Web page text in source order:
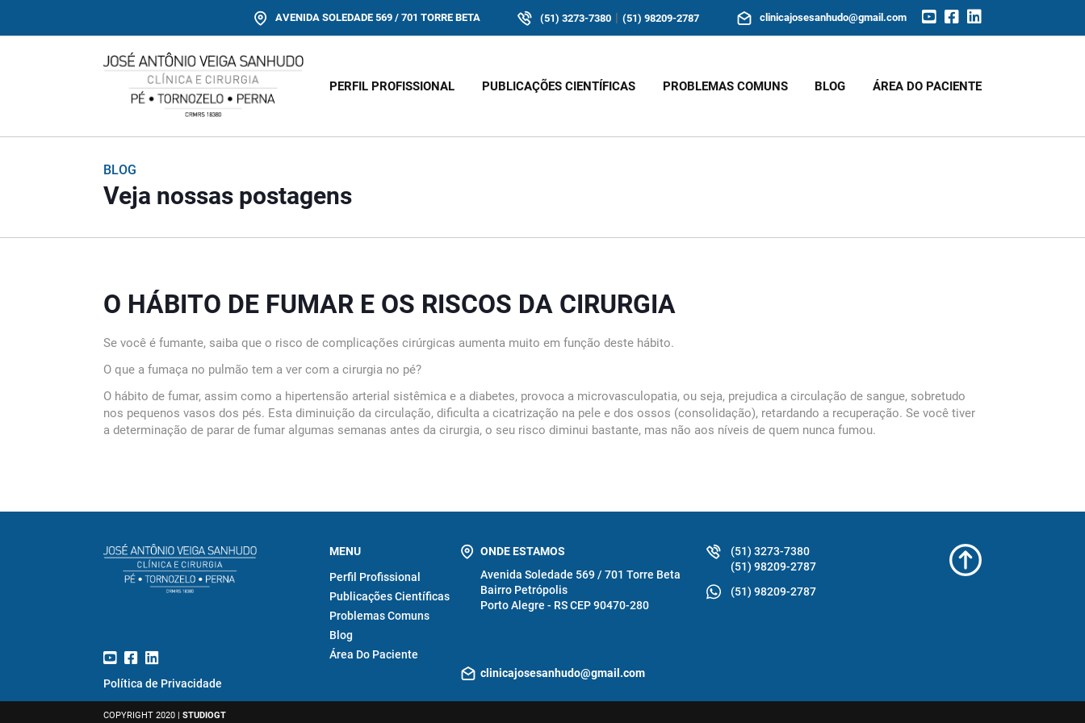
AVENIDA SOLEDADE 569 / 701 TORRE BETA (51) 3273-7380 | (51) 98209-2787 clinicajosesanhudo@gmail.com
PERFIL PROFISSIONAL PUBLICAÇÕES CIENTÍFICAS PROBLEMAS COMUNS BLOG ÁREA DO PACIENTE
BLOG
Veja nossas postagens
O HÁBITO DE FUMAR E OS RISCOS DA CIRURGIA
Se você é fumante, saiba que o risco de complicações cirúrgicas aumenta muito em função deste hábito.
O que a fumaça no pulmão tem a ver com a cirurgia no pé?
O hábito de fumar, assim como a hipertensão arterial sistêmica e a diabetes, provoca a microvasculopatia, ou seja, prejudica a circulação de sangue, sobretudo
nos pequenos vasos dos pés. Esta diminuição da circulação, dificulta a cicatrização na pele e dos ossos (consolidação), retardando a recuperação. Se você tiver
a determinação de parar de fumar algumas semanas antes da cirurgia, o seu risco diminui bastante, mas não aos níveis de quem nunca fumou.
Política de Privacidade
MENU
Perfil Profissional
Publicações Científicas
Problemas Comuns
Blog
Área Do Paciente
ONDE ESTAMOS
Avenida Soledade 569 / 701 Torre Beta
Bairro Petrópolis
Porto Alegre - RS CEP 90470-280
clinicajosesanhudo@gmail.com
(51) 3273-7380
(51) 98209-2787
(51) 98209-2787
COPYRIGHT 2020 | STUDIOGT